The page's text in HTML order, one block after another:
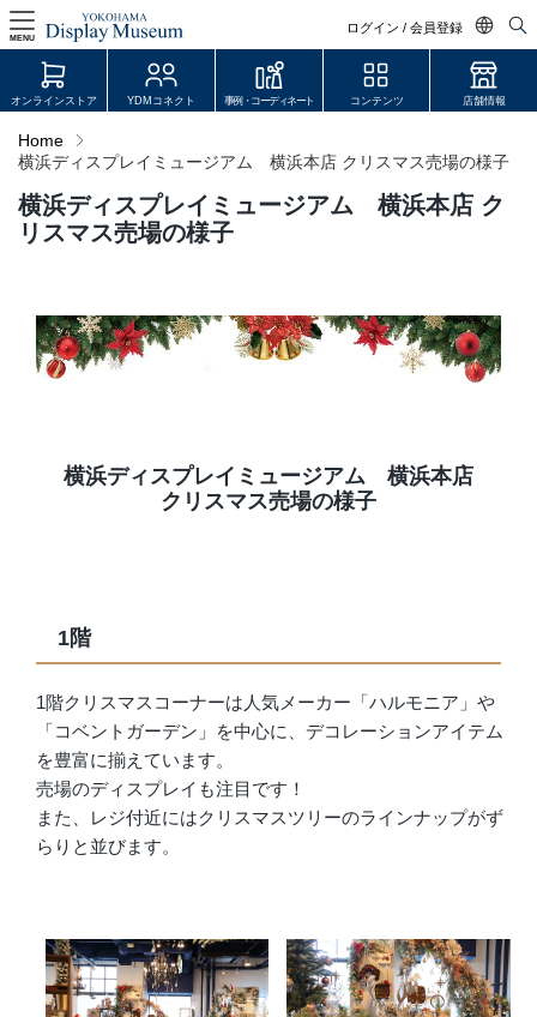
ログイン / 会員登録
日本語
中文简体
MENU
ログイン・会員登録
オンラインストア
会員登録・取引申請
リンク
JDCA(ディスプレイスクール)
会社情報
お問い合わせ
プライバシーポリシー
オンラインストア YDMコネクト 事例・コーディネート コンテンツ 店舗情報
Home
横浜ディスプレイミュージアム 横浜本店 クリスマス売場の様子
横浜ディスプレイミュージアム 横浜本店 ク
リスマス売場の様子
横浜ディスプレイミュージアム 横浜本店
クリスマス売場の様子
1階
1階クリスマスコーナーは人気メーカー「ハルモニア」や
「コベントガーデン」を中心に、デコレーションアイテム
を豊富に揃えています。
売場のディスプレイも注目です！
また、レジ付近にはクリスマスツリーのラインナップがず
らりと並びます。